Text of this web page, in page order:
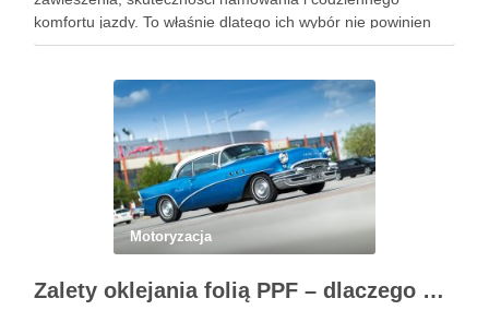
komfortu jazdy. To właśnie dlatego ich wybór nie powinien
sprowadzać się wyłącznie do wzoru, koloru albo okazji
Motoryzacja
Zalety oklejania folią PPF – dlaczego warto zainwestować w ochronę lakieru?